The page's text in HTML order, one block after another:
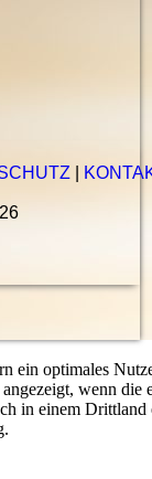
ein optimales
wenn die
in einem Drittland